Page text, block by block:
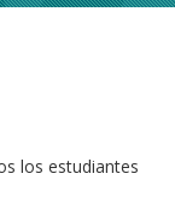
los estudiantes